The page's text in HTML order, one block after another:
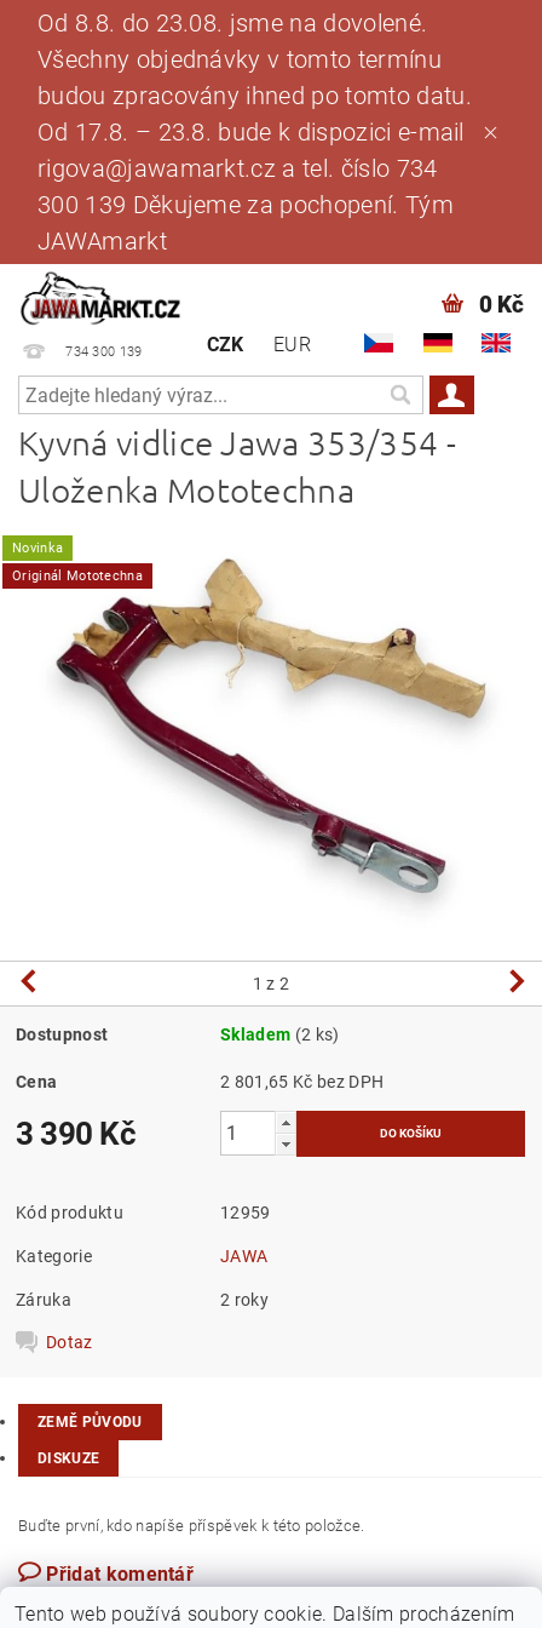
Od 8.8. do 23.08. jsme na dovolené.
Všechny objednávky v tomto termínu
budou zpracovány ihned po tomto datu.
Od 17.8. – 23.8. bude k dispozici e-mail
rigova@jawamarkt.cz a tel. číslo 734
300 139 Děkujeme za pochopení. Tým
JAWAmarkt
734 300 139 CZK EUR
0 Kč
Kyvná vidlice Jawa 353/354 -
Uloženka Mototechna
Novinka
Originál Mototechna
1 z 2
Dostupnost Skladem (2 ks)
Cena 2 801,65 Kč bez DPH
3 390 Kč
Kód produktu 12959
Kategorie JAWA
Záruka 2 roky
Dotaz
ZEMĚ PŮVODU
DISKUZE
Buďte první, kdo napíše příspěvek k této položce.
Přidat komentář
Tento web používá soubory cookie. Dalším procházením